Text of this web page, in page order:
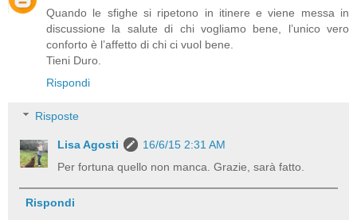
Quando le sfighe si ripetono in itinere e viene messa in
discussione la salute di chi vogliamo bene, l’unico vero
conforto è l’affetto di chi ci vuol bene.
Tieni Duro.
Rispondi
Risposte
Lisa Agosti
16/6/15 2:31 AM
Per fortuna quello non manca. Grazie, sarà fatto.
Rispondi